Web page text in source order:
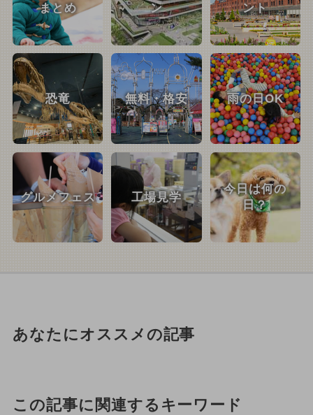
まとめ
ン
ント
恐竜 無料・格安 雨の日OK
グルメフェス 工場見学
今日は何の
日？
あなたにオススメの記事
この記事に関連するキーワード